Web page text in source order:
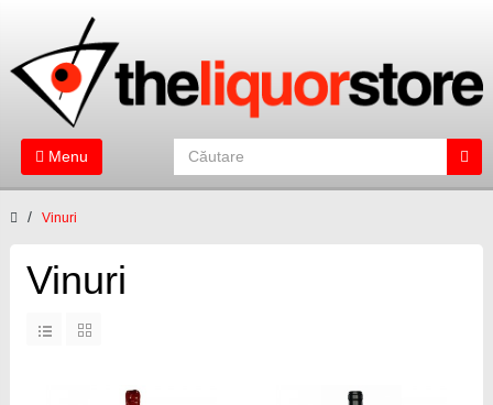
Menu
Vinuri
Vinuri